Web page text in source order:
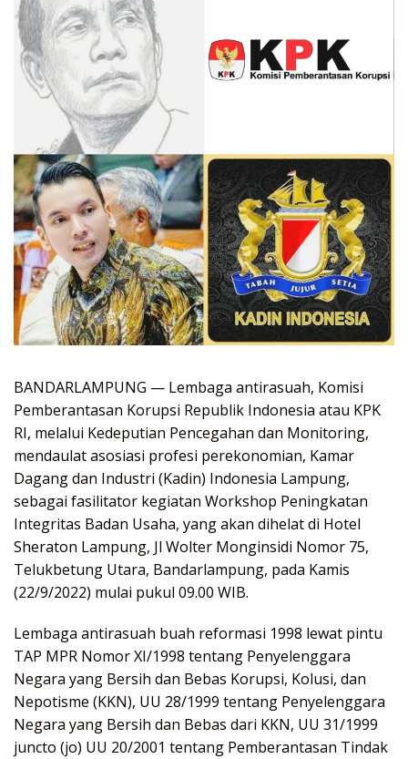
BANDARLAMPUNG — Lembaga antirasuah, Komisi
Pemberantasan Korupsi Republik Indonesia atau KPK
RI, melalui Kedeputian Pencegahan dan Monitoring,
mendaulat asosiasi profesi perekonomian, Kamar
Dagang dan Industri (Kadin) Indonesia Lampung,
sebagai fasilitator kegiatan Workshop Peningkatan
Integritas Badan Usaha, yang akan dihelat di Hotel
Sheraton Lampung, Jl Wolter Monginsidi Nomor 75,
Telukbetung Utara, Bandarlampung, pada Kamis
(22/9/2022) mulai pukul 09.00 WIB.
Lembaga antirasuah buah reformasi 1998 lewat pintu
TAP MPR Nomor XI/1998 tentang Penyelenggara
Negara yang Bersih dan Bebas Korupsi, Kolusi, dan
Nepotisme (KKN), UU 28/1999 tentang Penyelenggara
Negara yang Bersih dan Bebas dari KKN, UU 31/1999
juncto (jo) UU 20/2001 tentang Pemberantasan Tindak